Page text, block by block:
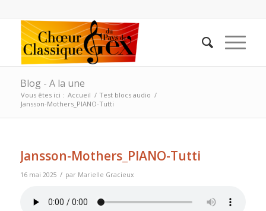
Blog - A la une
Vous êtes ici : Accueil / Test blocs audio /
Jansson-Mothers_PIANO-Tutti
Jansson-Mothers_PIANO-Tutti
16 mai 2025 / par Marielle Gracieux